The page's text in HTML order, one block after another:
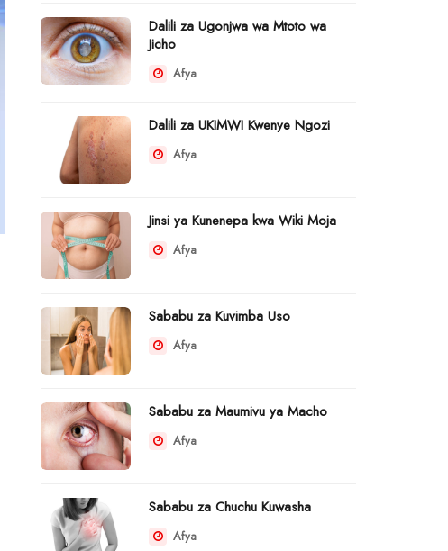
Dalili za Ugonjwa wa Mtoto wa
Jicho
Afya
Dalili za UKIMWI Kwenye Ngozi
Afya
Jinsi ya Kunenepa kwa Wiki Moja
Afya
Sababu za Kuvimba Uso
Afya
Sababu za Maumivu ya Macho
Afya
Sababu za Chuchu Kuwasha
Afya